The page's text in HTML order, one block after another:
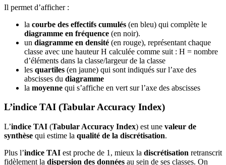
Il permet d’afficher :
la courbe des effectifs cumulés (en bleu) qui complète le
diagramme en fréquence (en noir).
un diagramme en densité (en rouge), représentant chaque
classe avec une hauteur H calculée comme suit : H = nombre
d’éléments dans la classe/largeur de la classe
les quartiles (en jaune) qui sont indiqués sur l’axe des
abscisses du diagramme
la moyenne qui s’affiche en vert sur l’axe des abscisses
L’indice TAI (Tabular Accuracy Index)
L’indice TAI (Tabular Accuracy Index) est une valeur de
synthèse qui estime la qualité de la discrétisation.
Plus l’indice TAI est proche de 1, mieux la discrétisation retranscrit
fidèlement la dispersion des données au sein de ses classes. On